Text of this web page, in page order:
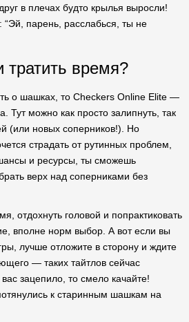
в плечах будто крылья выросли!
“Эй, парень, расслабься, ты не
тратить время?
о шашках, то Checkers Online Elite —
Тут можно как просто залипнуть, так
(или новых соперников!). Но
страдать от рутинных проблем,
и ресурсы, ты сможешь
верх над соперниками без
отдохнуть головой и попрактиковать
вполне норм выбор. А вот если вы
лучше отложите в сторону и ждите
— таких тайтлов сейчас
зацепило, то смело качайте!
к старинным шашкам на